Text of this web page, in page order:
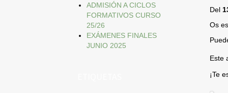
Del
Os
Este
¡Te
ADMISIÓN A CICLOS
FORMATIVOS CURSO
25/26
EXÁMENES FINALES
JUNIO 2025